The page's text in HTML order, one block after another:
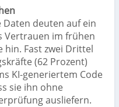
Daten deuten auf ein
Vertrauen im frühen
hin. Fast zwei Drittel
(62 Prozent)
KI-generiertem Code
sie ihn ohne
ausliefern.